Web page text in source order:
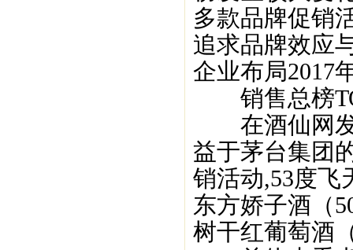
多款品牌促销
追求品牌效应
企业布局2017
销售总榜
在酒仙网发
益于茅台集团
销活动,53度飞
东方娇子酒（
树干红葡萄酒